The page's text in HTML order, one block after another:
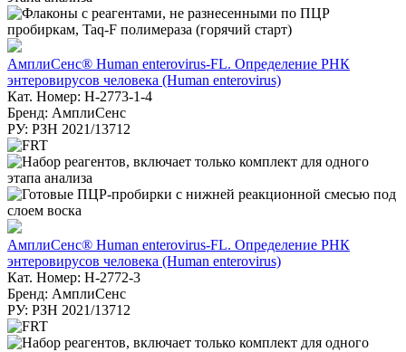
АмплиСенс® Human enterovirus-FL. Определение РНК
энтеровирусов человека (Human enterovirus)
Кат. Номер: H-2773-1-4
Бренд: АмплиСенс
РУ: РЗН 2021/13712
АмплиСенс® Human enterovirus-FL. Определение РНК
энтеровирусов человека (Human enterovirus)
Кат. Номер: H-2772-3
Бренд: АмплиСенс
РУ: РЗН 2021/13712